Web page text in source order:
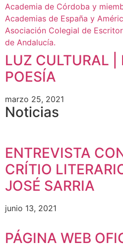
LUZ CULTURAL |
POESÍA
marzo 25, 2021
Noticias
ENTREVISTA
CRÍTIO
JOSÉ SARRIA
junio 13, 2021
PÁGINA WEB